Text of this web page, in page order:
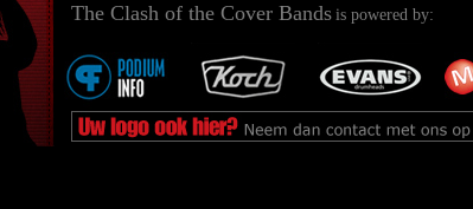
The Clash of the Cover Bands is powered by: